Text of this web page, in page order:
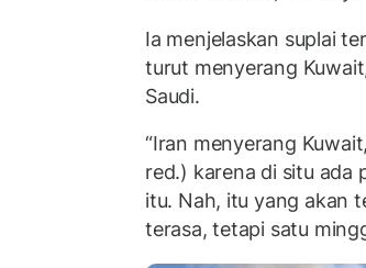
Ia menjelaskan suplai
turut menyerang
Saudi.
“Iran menyerang
red.) karena di situ ada
itu. Nah, itu yang akan
terasa, tetapi satu